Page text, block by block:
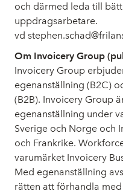
och därmed leda till
uppdragsarbetare.
vd
Om Invoicery Group
Invoicery Group
egenanställning (B2C)
(B2B). Invoicery Group
egenanställning under
Sverige och Norge och
och Frankrike.
varumärket Invoicery
Med egenanställning
rätten att förhandla